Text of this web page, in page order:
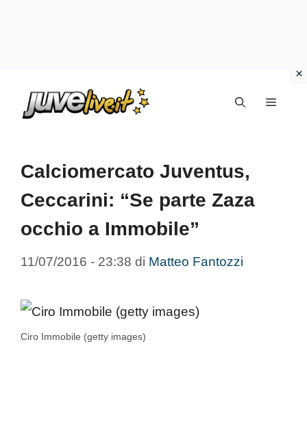
Menu
Calciomercato Juventus,
Ceccarini: “Se parte Zaza
occhio a Immobile”
11/07/2016 - 23:38 di Matteo Fantozzi
Ciro Immobile (getty images)